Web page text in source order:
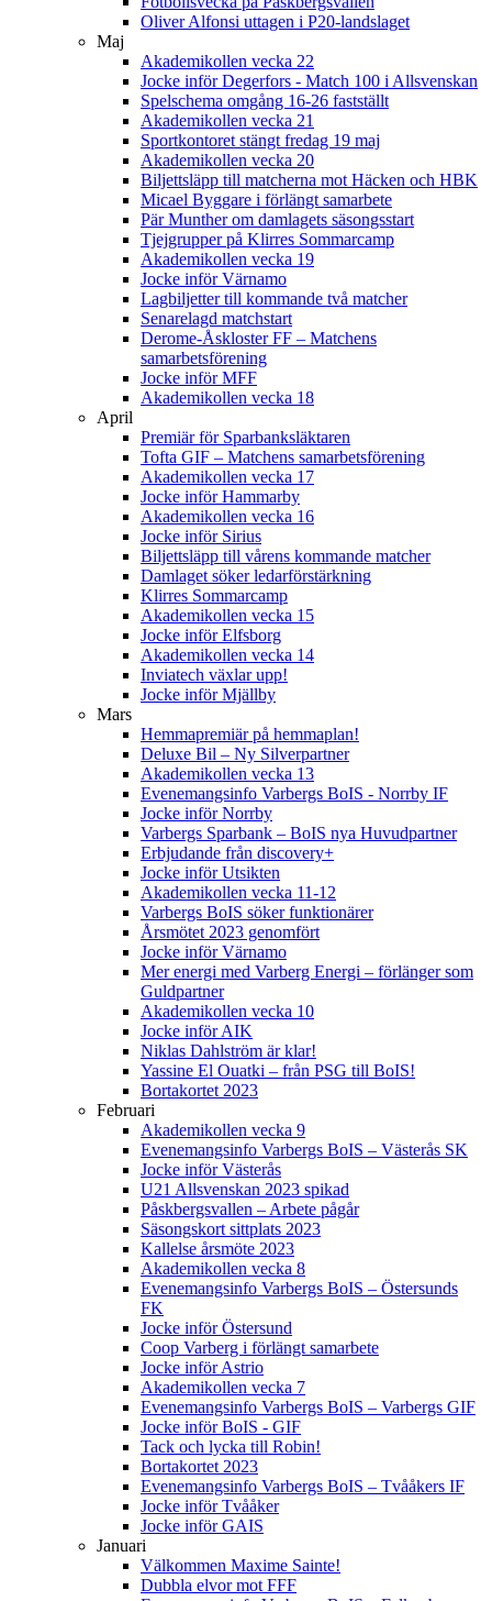
Oliver Alfonsi uttagen i P20-landslaget
Maj
Akademikollen vecka 22
Jocke inför Degerfors - Match 100 i Allsvenskan
Spelschema omgång 16-26 fastställt
Akademikollen vecka 21
Sportkontoret stängt fredag 19 maj
Akademikollen vecka 20
Biljettsläpp till matcherna mot Häcken och HBK
Micael Byggare i förlängt samarbete
Pär Munther om damlagets säsongsstart
Tjejgrupper på Klirres Sommarcamp
Akademikollen vecka 19
Jocke inför Värnamo
Lagbiljetter till kommande två matcher
Senarelagd matchstart
Derome-Åskloster FF – Matchens
samarbetsförening
Jocke inför MFF
Akademikollen vecka 18
April
Premiär för Sparbanksläktaren
Tofta GIF – Matchens samarbetsförening
Akademikollen vecka 17
Jocke inför Hammarby
Akademikollen vecka 16
Jocke inför Sirius
Biljettsläpp till vårens kommande matcher
Damlaget söker ledarförstärkning
Klirres Sommarcamp
Akademikollen vecka 15
Jocke inför Elfsborg
Akademikollen vecka 14
Inviatech växlar upp!
Jocke inför Mjällby
Mars
Hemmapremiär på hemmaplan!
Deluxe Bil – Ny Silverpartner
Akademikollen vecka 13
Evenemangsinfo Varbergs BoIS - Norrby IF
Jocke inför Norrby
Varbergs Sparbank – BoIS nya Huvudpartner
Erbjudande från discovery+
Jocke inför Utsikten
Akademikollen vecka 11-12
Varbergs BoIS söker funktionärer
Årsmötet 2023 genomfört
Jocke inför Värnamo
Mer energi med Varberg Energi – förlänger som
Guldpartner
Akademikollen vecka 10
Jocke inför AIK
Niklas Dahlström är klar!
Yassine El Ouatki – från PSG till BoIS!
Bortakortet 2023
Februari
Akademikollen vecka 9
Evenemangsinfo Varbergs BoIS – Västerås SK
Jocke inför Västerås
U21 Allsvenskan 2023 spikad
Påskbergsvallen – Arbete pågår
Säsongskort sittplats 2023
Kallelse årsmöte 2023
Akademikollen vecka 8
Evenemangsinfo Varbergs BoIS – Östersunds
FK
Jocke inför Östersund
Coop Varberg i förlängt samarbete
Jocke inför Astrio
Akademikollen vecka 7
Evenemangsinfo Varbergs BoIS – Varbergs GIF
Jocke inför BoIS - GIF
Tack och lycka till Robin!
Bortakortet 2023
Evenemangsinfo Varbergs BoIS – Tvååkers IF
Jocke inför Tvååker
Jocke inför GAIS
Januari
Välkommen Maxime Sainte!
Dubbla elvor mot FFF